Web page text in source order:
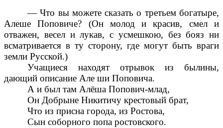
— Что вы можете сказать о третьем богатыре,
Алеше Поповиче? (Он молод и красив, смел и
отважен, весел и лукав, с усмешкою, без бояз ни
всматривается в ту сторону, где могут быть враги
земли Русской.)
Учащиеся находят отрывок из былины,
дающий описание Але ши Поповича.
А и был там Алёша Попович-млад,
Он Добрыне Никитичу крестовый брат,
Что из присна города, из Ростова,
Сын соборного попа ростовского.